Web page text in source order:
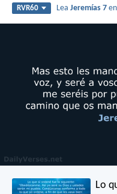
RVR60 LeaJeremías 7
Lo